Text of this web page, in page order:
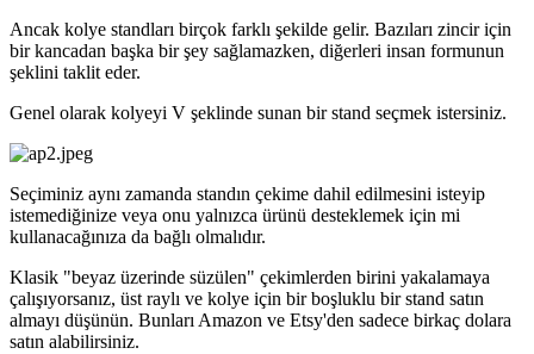
Ancak kolye standları birçok farklı şekilde gelir. Bazıları zincir için
bir kancadan başka bir şey sağlamazken, diğerleri insan formunun
şeklini taklit eder.
Genel olarak kolyeyi V şeklinde sunan bir stand seçmek istersiniz.
Seçiminiz aynı zamanda standın çekime dahil edilmesini isteyip
istemediğinize veya onu yalnızca ürünü desteklemek için mi
kullanacağınıza da bağlı olmalıdır.
Klasik "beyaz üzerinde süzülen" çekimlerden birini yakalamaya
çalışıyorsanız, üst raylı ve kolye için bir boşluklu bir stand satın
almayı düşünün. Bunları Amazon ve Etsy'den sadece birkaç dolara
satın alabilirsiniz.